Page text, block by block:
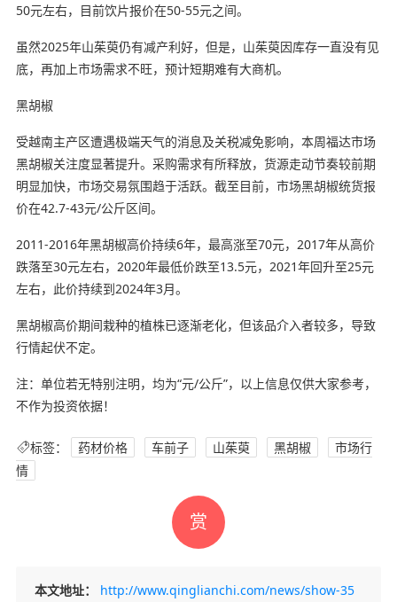
50元左右，目前饮片报价在50-55元之间。
虽然2025年山茱萸仍有减产利好，但是，山茱萸因库存一直没有见
底，再加上市场需求不旺，预计短期难有大商机。
黑胡椒
受越南主产区遭遇极端天气的消息及关税减免影响，本周福达市场
黑胡椒关注度显著提升。采购需求有所释放，货源走动节奏较前期
明显加快，市场交易氛围趋于活跃。截至目前，市场黑胡椒统货报
价在42.7-43元/公斤区间。
2011-2016年黑胡椒高价持续6年，最高涨至70元，2017年从高价
跌落至30元左右，2020年最低价跌至13.5元，2021年回升至25元
左右，此价持续到2024年3月。
黑胡椒高价期间栽种的植株已逐渐老化，但该品介入者较多，导致
行情起伏不定。
注：单位若无特别注明，均为“元/公斤”，以上信息仅供大家参考，
不作为投资依据！
标签： 药材价格 车前子 山茱萸 黑胡椒
市场行
情
赏
本文地址：
http://www.qinglianchi.com/news/show-35